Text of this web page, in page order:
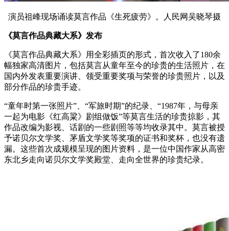
演员祖峰现场诵读莫言作品《生死疲劳》。人民网吴晓琴摄
《莫言作品典藏大系》发布
《莫言作品典藏大系》用全彩插页的形式，首次收入了180余
幅独家高清图片，包括莫言从童年至今的珍贵的生活照片，在
国内外发表重要演讲、领受重要奖项与荣誉的珍贵照片，以及
部分作品的珍贵手迹。
“童年时第一张照片”、“军旅时期”的纪录、“1987年，与母亲
一起为电影《红高粱》剧组做饭”等莫言生活的珍贵掠影，其
作品改编为影视、话剧的一些剧照等等均收录其中。莫言被授
予诺贝尔文学奖、茅盾文学奖等奖项的证书和奖杯，也没有遗
漏。这些首次成规模呈现的图片资料，是一位中国作家从高密
东北乡走向诺贝尔文学奖殿堂、走向全世界的珍贵纪录。